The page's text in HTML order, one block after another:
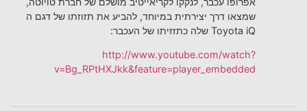
שמצאו דרך יצירתית במיוחד, להביע את תזוזתו של דגם ה
Toyota iQ שלה כתזזיתו של העכבר:
http://www.youtube.com/watch?
v=Bg_RPtHXJkk&feature=player_embedded